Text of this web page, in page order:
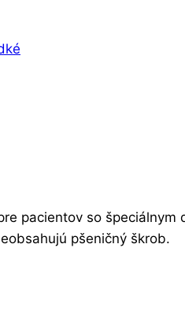
pacientov so
pšeničný škrob.